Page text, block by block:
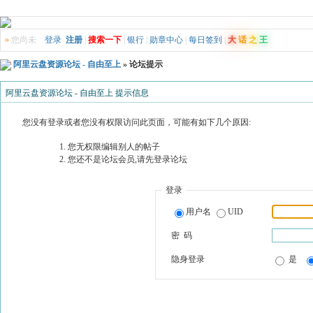
» 您尚未 登录 注册 搜索一下 银行 勋章中心 每日签到 大 话 之 王
阿里云盘资源论坛 - 自由至上 » 论坛提示
阿里云盘资源论坛 - 自由至上 提示信息
您没有登录或者您没有权限访问此页面，可能有如下几个原因:
您无权限编辑别人的帖子
您还不是论坛会员,请先登录论坛
登录
用户名 UID
密 码
隐身登录 是